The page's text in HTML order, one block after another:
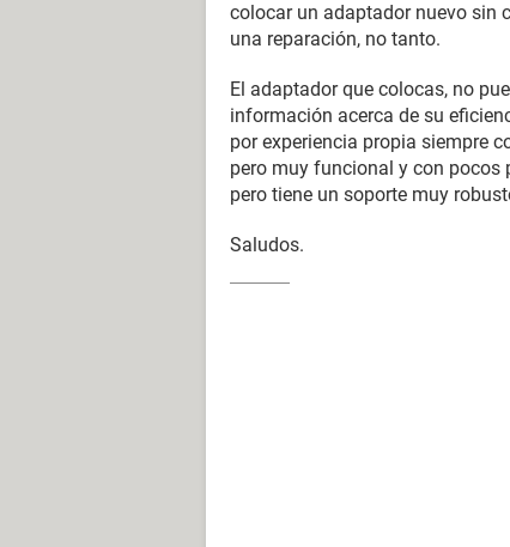
Android / Chrome 103.0.0.0
colocar un adaptador nuevo sin
una reparación, no tanto.
El adaptador que colocas, no
información acerca de su
por experiencia propia siempre
pero muy funcional y con pocos
pero tiene un soporte muy
Saludos.